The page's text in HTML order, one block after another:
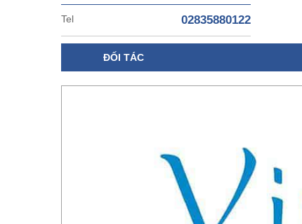
Tel 02835880122
ĐỐI TÁC